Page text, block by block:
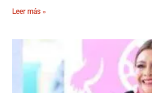
Leer más »